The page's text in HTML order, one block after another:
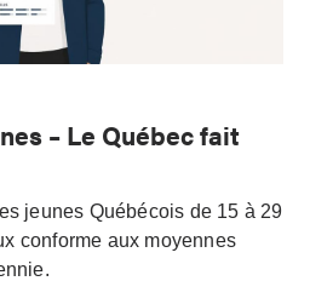
– Le Québec fait
jeunes Québécois de 15 à 29
conforme aux moyennes